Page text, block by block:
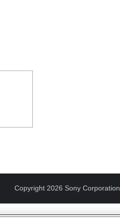
Copyright 2026 Sony Corporation